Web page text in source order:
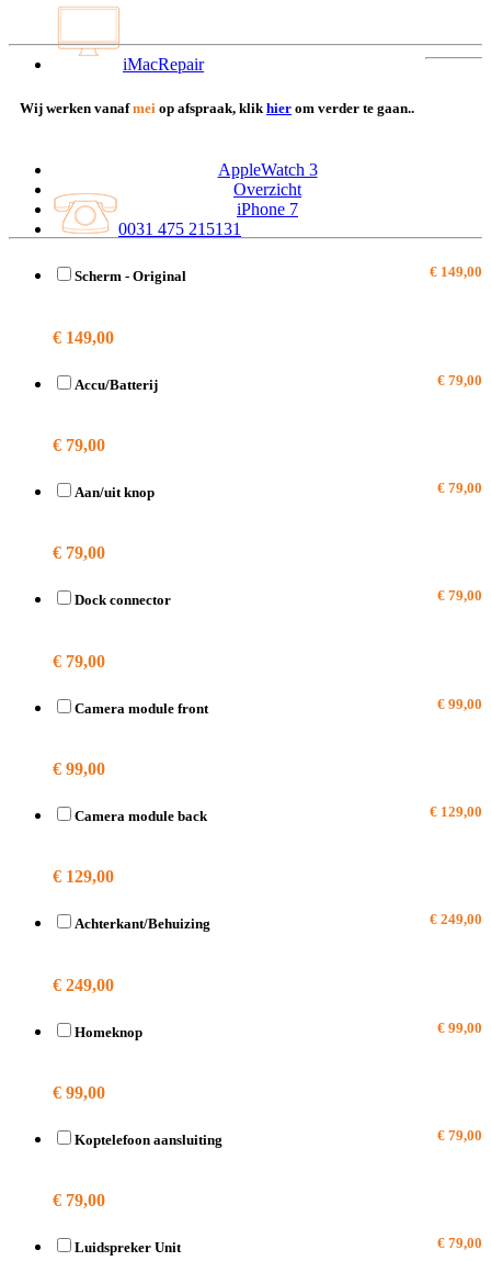
iMacRepair
0031 475 215131
Wij werken vanafmei op afspraak, klik hier om verder te gaan..
AppleWatch 3
Overzicht
iPhone 7
Scherm - Original € 149,00
€ 149,00
Accu/Batterij € 79,00
€ 79,00
Aan/uit knop € 79,00
€ 79,00
Dock connector € 79,00
€ 79,00
Camera module front € 99,00
€ 99,00
Camera module back € 129,00
€ 129,00
Achterkant/Behuizing € 249,00
€ 249,00
Homeknop € 99,00
€ 99,00
Koptelefoon aansluiting € 79,00
€ 79,00
Luidspreker Unit € 79,00